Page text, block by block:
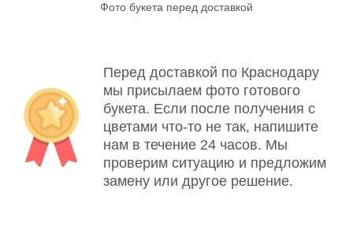
Фото букета перед доставкой
Перед доставкой по Краснодару
мы присылаем фото готового
букета. Если после получения с
цветами что-то не так, напишите
нам в течение 24 часов. Мы
проверим ситуацию и предложим
замену или другое решение.